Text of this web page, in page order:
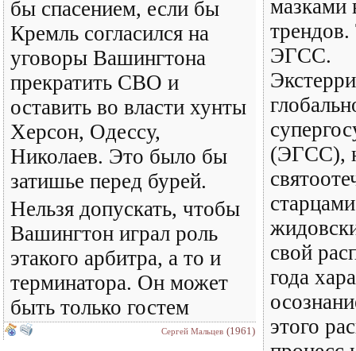
бы спасением, если бы
Кремль согласился на
уговоры Вашингтона
прекратить СВО и
оставить во власти хунты
Херсон, Одессу,
Николаев. Это было бы
затишье перед бурей.
Нельзя допускать, чтобы
Вашингтон играл роль
этакого арбитра, а то и
терминатора. Он может
быть только гостем
Сергей Мальцев (1961)
мазками
трендов.
ЭГСС.
(ЭГСС),
свой
года
этого